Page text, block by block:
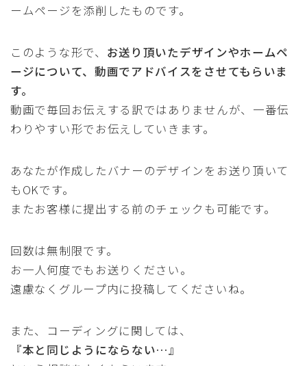
ームページを添削したものです。
このような形で、 お送り頂いたデザインやホームペ
ージについて、動画でアドバイスをさせてもらいま
す。
動画で毎回お伝えする訳ではありませんが、一番伝
わりやすい形でお伝えしていきます。
あなたが作成したバナーのデザインをお送り頂いて
もOKです。
またお客様に提出する前のチェックも可能です。
回数は無制限です。
お一人何度でもお送りください。
遠慮なくグループ内に投稿してくださいね。
また、コーディングに関しては、
『本と同じようにならない…』